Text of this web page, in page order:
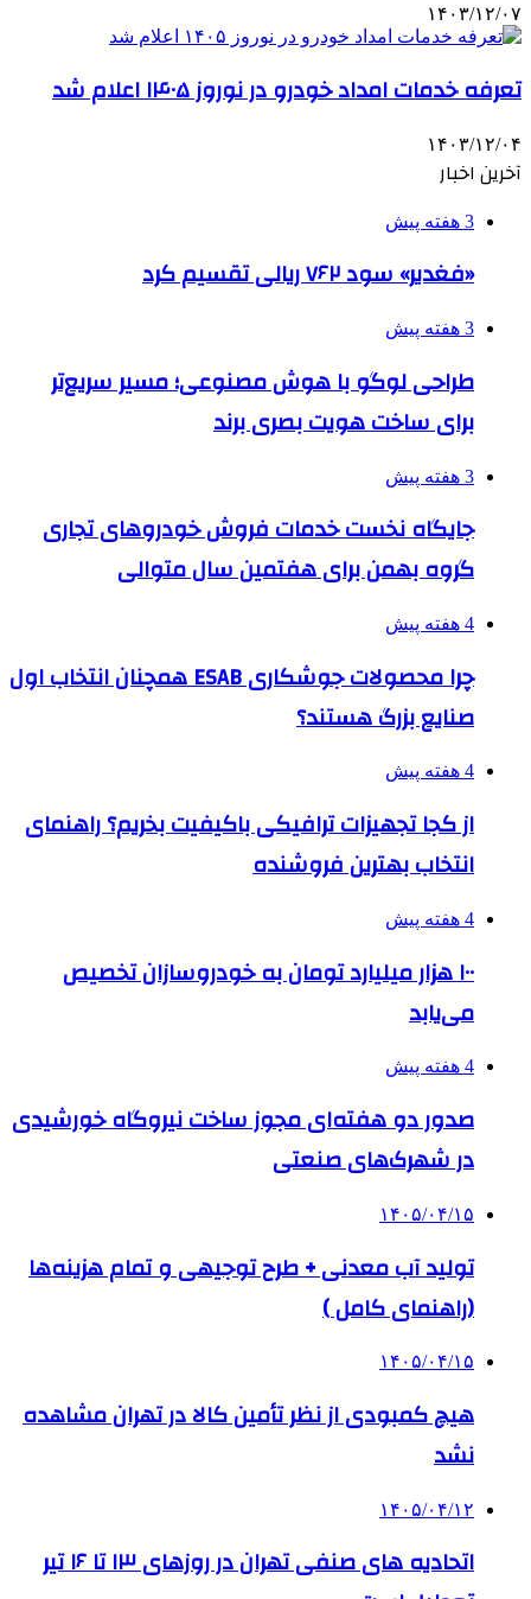
۱۴۰۳/۱۲/۰۷
تعرفه خدمات امداد خودرو در نوروز ۱۴۰۵ اعلام شد
۱۴۰۳/۱۲/۰۴
آخرین اخبار
3 هفته پیش
«فغدیر» سود ۷۶۲ ریالی تقسیم کرد
3 هفته پیش
طراحی لوگو با هوش مصنوعی؛ مسیر سریع‌تر
برای ساخت هویت بصری برند
3 هفته پیش
جایگاه نخست خدمات فروش خودروهای تجاری
گروه بهمن برای هفتمین سال متوالی
4 هفته پیش
چرا محصولات جوشکاری ESAB همچنان انتخاب اول
صنایع بزرگ هستند؟
4 هفته پیش
از کجا تجهیزات ترافیکی باکیفیت بخریم؟ راهنمای
انتخاب بهترین فروشنده
4 هفته پیش
۱۰۰ هزار میلیارد تومان به خودروسازان تخصیص
می‌یابد
4 هفته پیش
صدور دو هفته‌ای مجوز ساخت نیروگاه خورشیدی
در شهرک‌های صنعتی
۱۴۰۵/۰۴/۱۵
تولید آب معدنی + طرح توجیهی و تمام هزینه‌ها
(راهنمای کامل )
۱۴۰۵/۰۴/۱۵
هیچ کمبودی از نظر تأمین کالا در تهران مشاهده
نشد
۱۴۰۵/۰۴/۱۲
اتحادیه های صنفی تهران در روزهای ۱۳ تا ۱۶ تیر